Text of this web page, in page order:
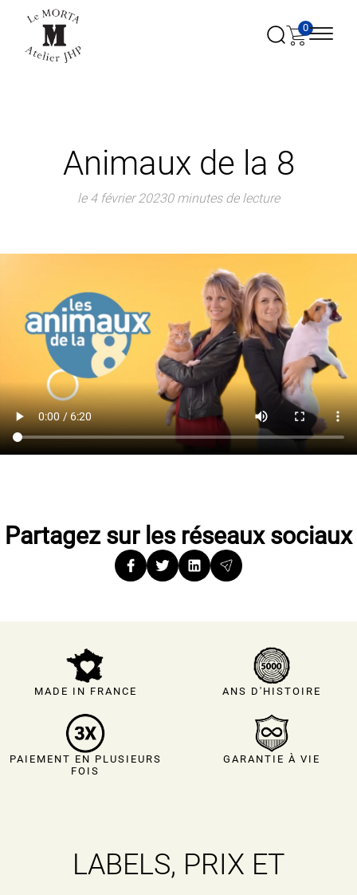
0
Animaux de la 8
le 4 février 20230 minutes de lecture
Partagez sur les réseaux sociaux
MADE IN FRANCE ANS D'HISTOIRE
PAIEMENT EN PLUSIEURS
FOIS
GARANTIE À VIE
LABELS, PRIX ET